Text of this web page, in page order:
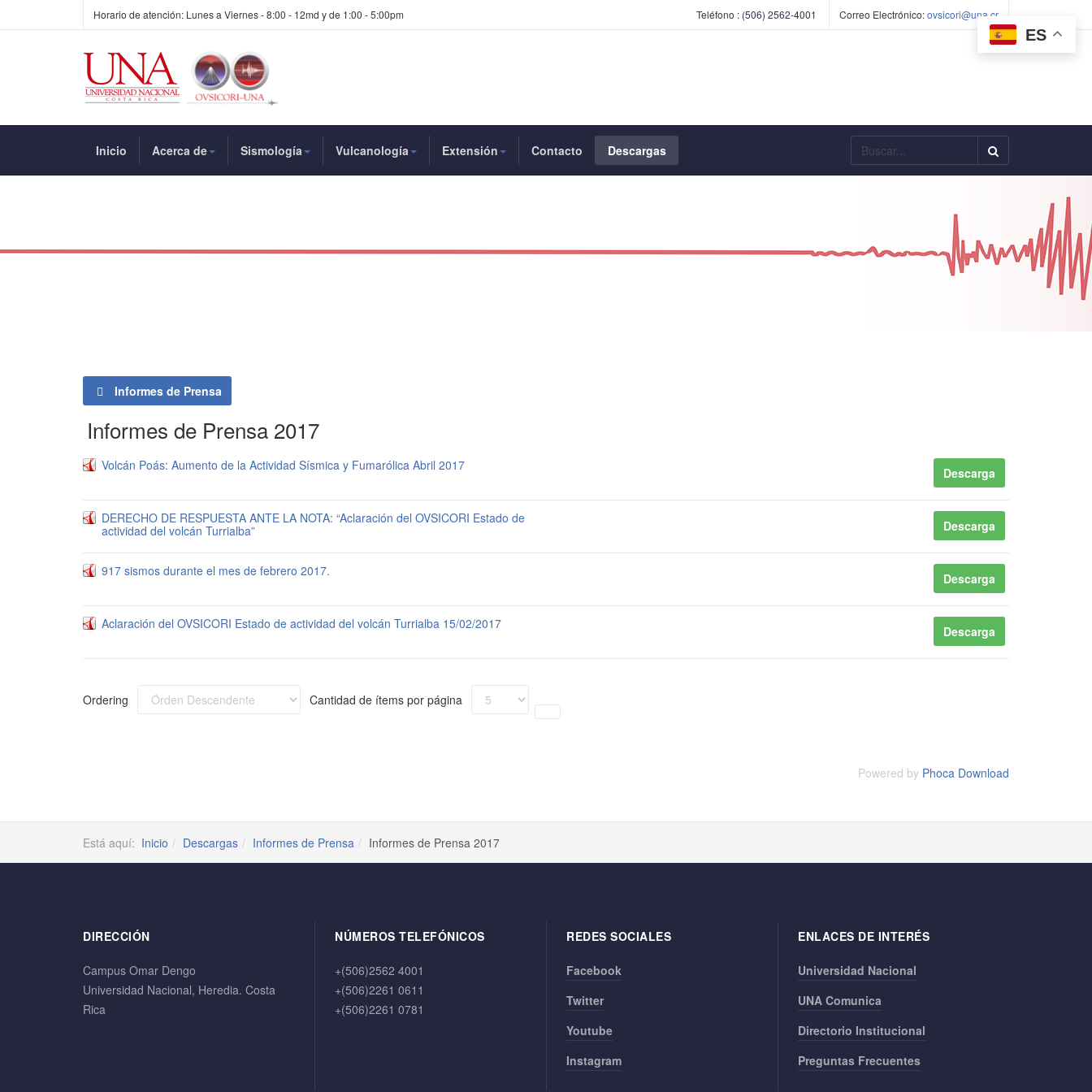
Horario de atención: Lunes a Viernes - 8:00 - 12md y de 1:00 - 5:00pm Teléfono : (506) 2562-4001 Correo Electrónico:ovsicori@una.cr
ES
Inicio Acerca de Sismología Vulcanología Extensión Contacto Descargas Buscar...
Informes de Prensa
Informes de Prensa 2017
Volcán Poás: Aumento de la Actividad Sísmica y Fumarólica Abril 2017 Descarga
DERECHO DE RESPUESTA ANTE LA NOTA: “Aclaración del OVSICORI Estado de
actividad del volcán Turrialba”
Descarga
917 sismos durante el mes de febrero 2017. Descarga
Aclaración del OVSICORI Estado de actividad del volcán Turrialba 15/02/2017 Descarga
Ordering Cantidad de ítems por página
Powered by Phoca Download
Está aquí: Inicio Descargas Informes de Prensa Informes de Prensa 2017
DIRECCIÓN
Campus Omar Dengo
Universidad Nacional, Heredia. Costa
Rica
NÚMEROS TELEFÓNICOS
+(506)2562 4001
+(506)2261 0611
+(506)2261 0781
REDES SOCIALES
Facebook
Twitter
Youtube
Instagram
ENLACES DE INTERÉS
Universidad Nacional
UNA Comunica
Directorio Institucional
Preguntas Frecuentes